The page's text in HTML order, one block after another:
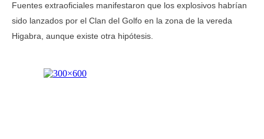
Fuentes extraoficiales manifestaron que los explosivos habrían
sido lanzados por el Clan del Golfo en la zona de la vereda
Higabra, aunque existe otra hipótesis.